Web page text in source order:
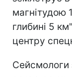
магнітудою
глибині 5
центру
Сейсмологи